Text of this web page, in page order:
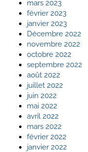
mars 2023
février 2023
janvier 2023
Décembre 2022
novembre 2022
octobre 2022
septembre 2022
août 2022
juillet 2022
juin 2022
mai 2022
avril 2022
mars 2022
février 2022
janvier 2022